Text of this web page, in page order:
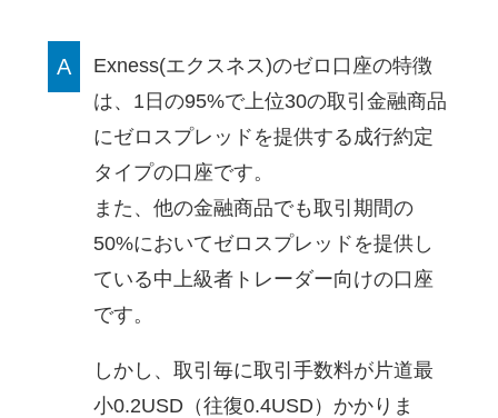
A
Exness(エクスネス)のゼロ口座の特徴
は、1日の95%で上位30の取引金融商品
にゼロスプレッドを提供する成行約定
タイプの口座です。
また、他の金融商品でも取引期間の
50%においてゼロスプレッドを提供し
ている中上級者トレーダー向けの口座
です。
しかし、取引毎に取引手数料が片道最
小0.2USD（往復0.4USD）かかりま